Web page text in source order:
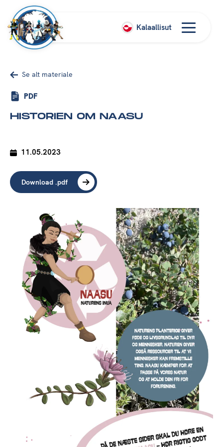
Kalaallisut
Se alt materiale
PDF
HISTORIEN OM NAASU
11.05.2023
Download .pdf